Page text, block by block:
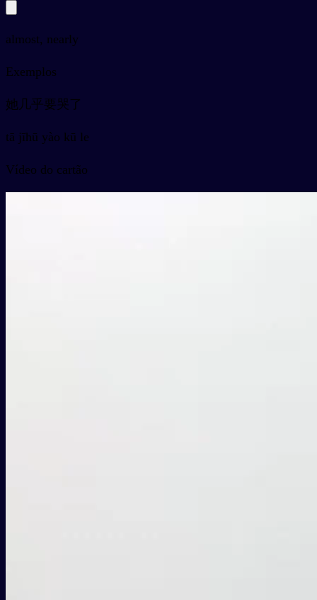
almost, nearly
Exemplos
她几乎要哭了
tā jīhū yào kū le
Vídeo do cartão